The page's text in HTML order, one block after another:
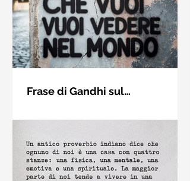
Frase di Gandhi sul